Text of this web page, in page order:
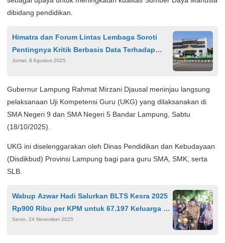
dibidang pendidikan.
Himatra dan Forum Lintas Lembaga Soroti
Pentingnya Kritik Berbasis Data Terhadap
RSUDAM Lampung
Jumat, 8 Agustus 2025
Gubernur Lampung Rahmat Mirzani Djausal meninjau langsung
pelaksanaan Uji Kompetensi Guru (UKG) yang dilaksanakan di
SMA Negeri 9 dan SMA Negeri 5 Bandar Lampung, Sabtu
(18/10/2025).
UKG ini diselenggarakan oleh Dinas Pendidikan dan Kebudayaan
(Disdikbud) Provinsi Lampung bagi para guru SMA, SMK, serta
SLB.
Wabup Azwar Hadi Salurkan BLTS Kesra 2025
Rp900 Ribu per KPM untuk 67.197 Keluarga di
Lampung Timur
Senin, 24 November 2025